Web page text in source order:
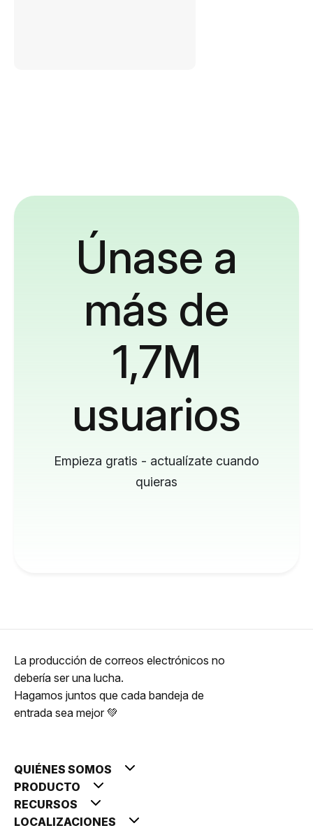
Únase a
más de
1,7M
usuarios
Empieza gratis - actualízate cuando
quieras
La producción de correos electrónicos no
debería ser una lucha.
Hagamos juntos que cada bandeja de
entrada sea mejor 💚
QUIÉNES SOMOS
PRODUCTO
RECURSOS
LOCALIZACIONES